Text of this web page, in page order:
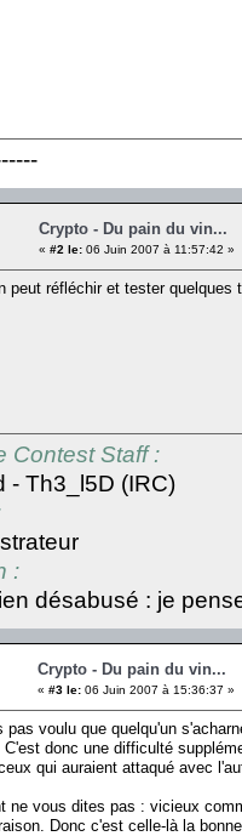
Crypto - Du pain du vin...
« #2 le: 06 Juin 2007 à 11:57:42 »
peut réfléchir et tester
Contest Staff :
- Th3_l5D (IRC)
:
désabusé : je
Crypto - Du pain du vin...
« #3 le: 06 Juin 2007 à 15:36:37 »
pas voulu que quelqu'un
donc une difficulté
qui auraient attaqué avec
ne vous dites pas : vicieux
Donc c'est celle-là la